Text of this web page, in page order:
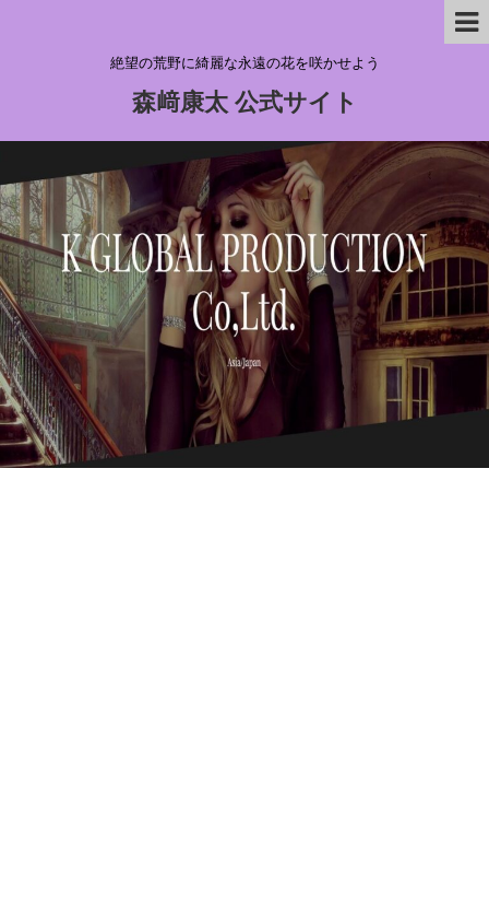
絶望の荒野に綺麗な永遠の花を咲かせよう
森﨑康太 公式サイト